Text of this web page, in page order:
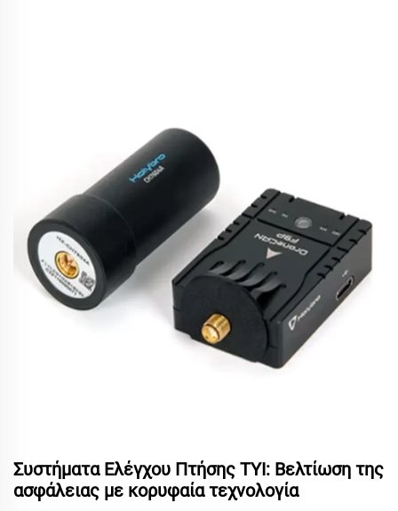
Συστήματα Ελέγχου Πτήσης TYI: Βελτίωση της
ασφάλειας με κορυφαία τεχνολογία